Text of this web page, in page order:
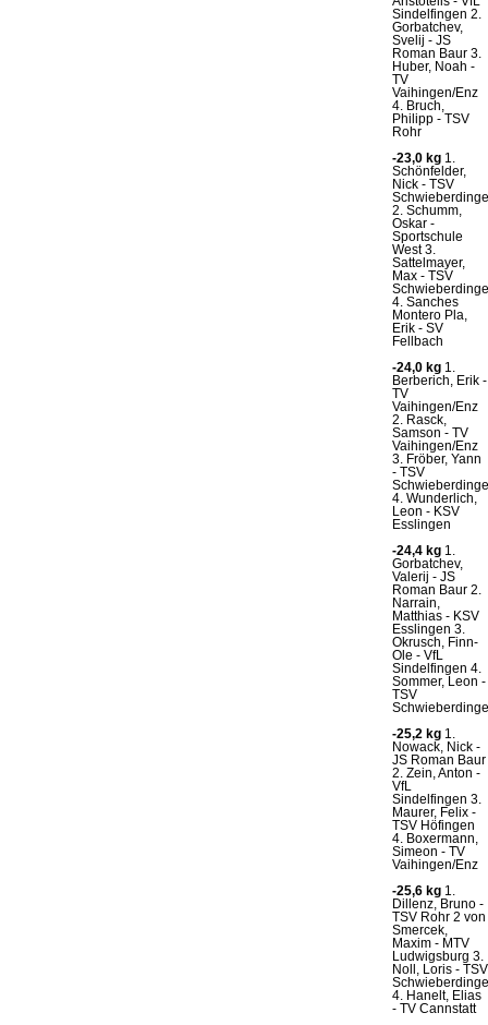
Sindelfingen 2.
Gorbatchev,
Svelij - JS
Roman Baur 3.
Huber, Noah -
TV
Vaihingen/Enz
4. Bruch,
Philipp - TSV
Rohr
-23,0 kg 1.
Schönfelder,
Nick - TSV
2. Schumm,
Oskar -
Sportschule
West 3.
Sattelmayer,
Max - TSV
4. Sanches
Montero Pla,
Erik - SV
Fellbach
-24,0 kg 1.
Berberich, Erik -
TV
Vaihingen/Enz
2. Rasck,
Samson - TV
Vaihingen/Enz
3. Fröber, Yann
- TSV
4. Wunderlich,
Leon - KSV
Esslingen
-24,4 kg 1.
Gorbatchev,
Valerij - JS
Roman Baur 2.
Narrain,
Matthias - KSV
Esslingen 3.
Okrusch, Finn-
Ole - VfL
Sindelfingen 4.
Sommer, Leon -
TSV
-25,2 kg 1.
Nowack, Nick -
JS Roman Baur
2. Zein, Anton -
VfL
Sindelfingen 3.
Maurer, Felix -
TSV Höfingen
4. Boxermann,
Simeon - TV
Vaihingen/Enz
-25,6 kg 1.
Dillenz, Bruno -
TSV Rohr 2 von
Smercek,
Maxim - MTV
Ludwigsburg 3.
Noll, Loris - TSV
4. Hanelt, Elias
- TV Cannstatt